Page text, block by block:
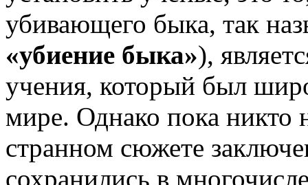
убивающего быка, так
«убиение быка»),
учения, который был
мире. Однако пока никто
странном сюжете
сохранились в